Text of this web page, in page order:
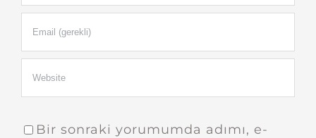
Bir sonraki yorumumda adımı, e-